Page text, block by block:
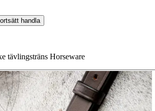
handla
tävlingsträns Horseware